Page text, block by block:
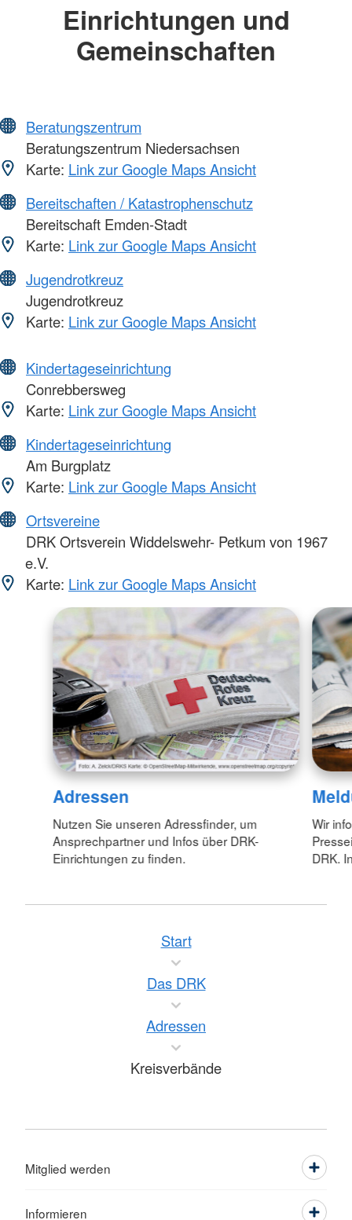
Einrichtungen und
Gemeinschaften
Beratungszentrum
Beratungszentrum Niedersachsen
Karte: Link zur Google Maps Ansicht
Bereitschaften / Katastrophenschutz
Bereitschaft Emden-Stadt
Karte: Link zur Google Maps Ansicht
Jugendrotkreuz
Jugendrotkreuz
Karte: Link zur Google Maps Ansicht
Kindertageseinrichtung
Conrebbersweg
Karte: Link zur Google Maps Ansicht
Kindertageseinrichtung
Am Burgplatz
Karte: Link zur Google Maps Ansicht
Ortsvereine
DRK Ortsverein Widdelswehr- Petkum von 1967
e.V.
Karte: Link zur Google Maps Ansicht
Adressen
Nutzen Sie unseren Adressfinder, um
Ansprechpartner und Infos über DRK-
Einrichtungen zu finden.
Wir
DRK.
Start
Das DRK
Adressen
Kreisverbände
Mitglied werden
Informieren